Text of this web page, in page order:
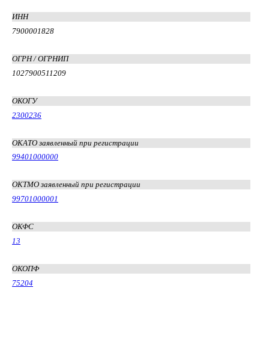
ИНН
7900001828
ОГРН / ОГРНИП
1027900511209
ОКОГУ
2300236
ОКАТО заявленный при регистрации
99401000000
ОКТМО заявленный при регистрации
99701000001
ОКФС
13
ОКОПФ
75204